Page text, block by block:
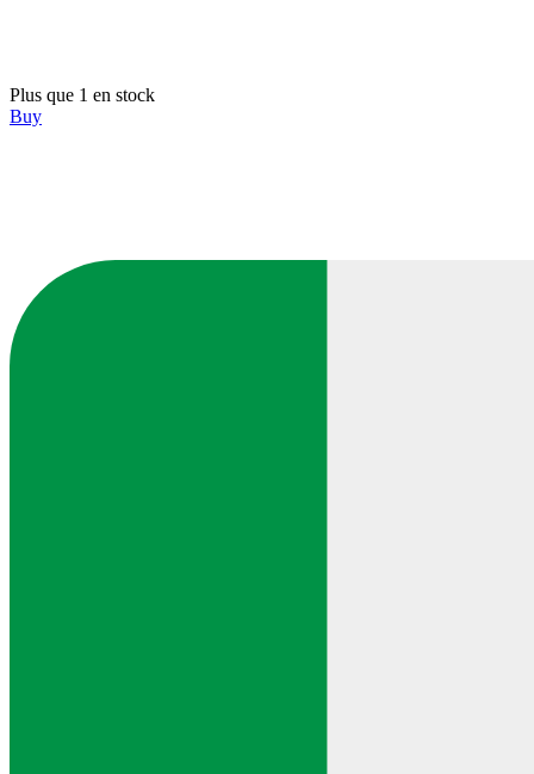
Plus que 1 en stock
Buy